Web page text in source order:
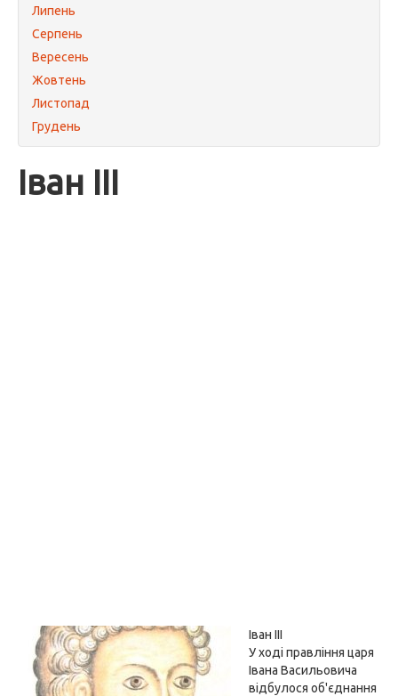
Липень
Серпень
Вересень
Жовтень
Листопад
Грудень
Іван III
Іван III
У ході правління царя
Івана Васильовича
відбулося об'єднання